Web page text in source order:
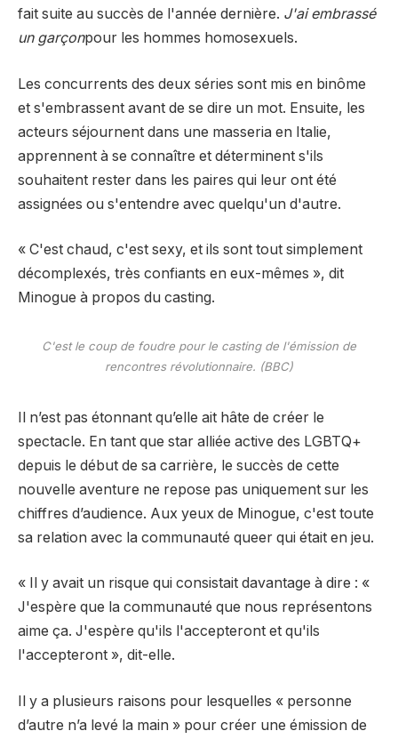
fait suite au succès de l'année dernière. J'ai embrassé
un garçonpour les hommes homosexuels.
Les concurrents des deux séries sont mis en binôme
et s'embrassent avant de se dire un mot. Ensuite, les
acteurs séjournent dans une masseria en Italie,
apprennent à se connaître et déterminent s'ils
souhaitent rester dans les paires qui leur ont été
assignées ou s'entendre avec quelqu'un d'autre.
« C'est chaud, c'est sexy, et ils sont tout simplement
décomplexés, très confiants en eux-mêmes », dit
Minogue à propos du casting.
C'est le coup de foudre pour le casting de l'émission de
rencontres révolutionnaire. (BBC)
Il n’est pas étonnant qu’elle ait hâte de créer le
spectacle. En tant que star alliée active des LGBTQ+
depuis le début de sa carrière, le succès de cette
nouvelle aventure ne repose pas uniquement sur les
chiffres d’audience. Aux yeux de Minogue, c'est toute
sa relation avec la communauté queer qui était en jeu.
« Il y avait un risque qui consistait davantage à dire : «
J'espère que la communauté que nous représentons
aime ça. J'espère qu'ils l'accepteront et qu'ils
l'accepteront », dit-elle.
Il y a plusieurs raisons pour lesquelles « personne
d’autre n’a levé la main » pour créer une émission de